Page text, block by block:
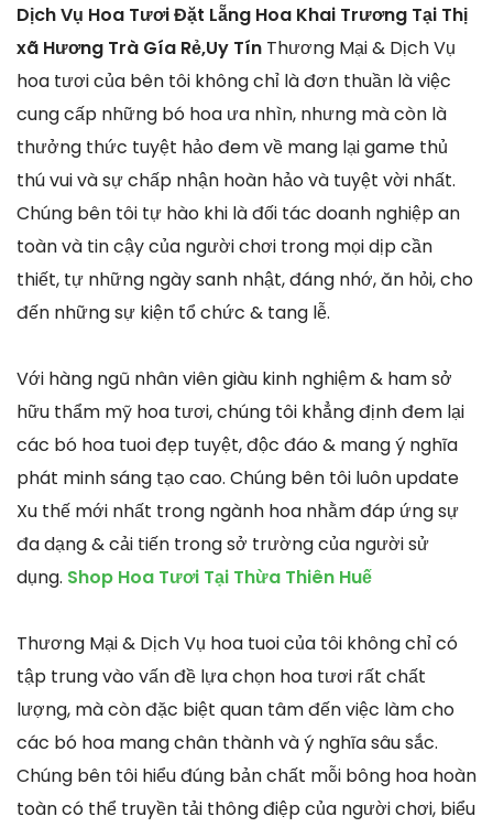
Dịch Vụ Hoa Tươi Đặt Lẵng Hoa Khai Trương Tại Thị
xã Hương Trà Gía Rẻ,Uy Tín Thương Mại & Dịch Vụ
hoa tươi của bên tôi không chỉ là đơn thuần là việc
cung cấp những bó hoa ưa nhìn, nhưng mà còn là
thưởng thức tuyệt hảo đem về mang lại game thủ
thú vui và sự chấp nhận hoàn hảo và tuyệt vời nhất.
Chúng bên tôi tự hào khi là đối tác doanh nghiệp an
toàn và tin cậy của người chơi trong mọi dịp cần
thiết, tự những ngày sanh nhật, đáng nhớ, ăn hỏi, cho
đến những sự kiện tổ chức & tang lễ.
Với hàng ngũ nhân viên giàu kinh nghiệm & ham sở
hữu thẩm mỹ hoa tươi, chúng tôi khẳng định đem lại
các bó hoa tuoi đẹp tuyệt, độc đáo & mang ý nghĩa
phát minh sáng tạo cao. Chúng bên tôi luôn update
Xu thế mới nhất trong ngành hoa nhằm đáp ứng sự
đa dạng & cải tiến trong sở trường của người sử
dụng. Shop Hoa Tươi Tại Thừa Thiên Huế
Thương Mại & Dịch Vụ hoa tuoi của tôi không chỉ có
tập trung vào vấn đề lựa chọn hoa tươi rất chất
lượng, mà còn đặc biệt quan tâm đến việc làm cho
các bó hoa mang chân thành và ý nghĩa sâu sắc.
Chúng bên tôi hiểu đúng bản chất mỗi bông hoa hoàn
toàn có thể truyền tải thông điệp của người chơi, biểu